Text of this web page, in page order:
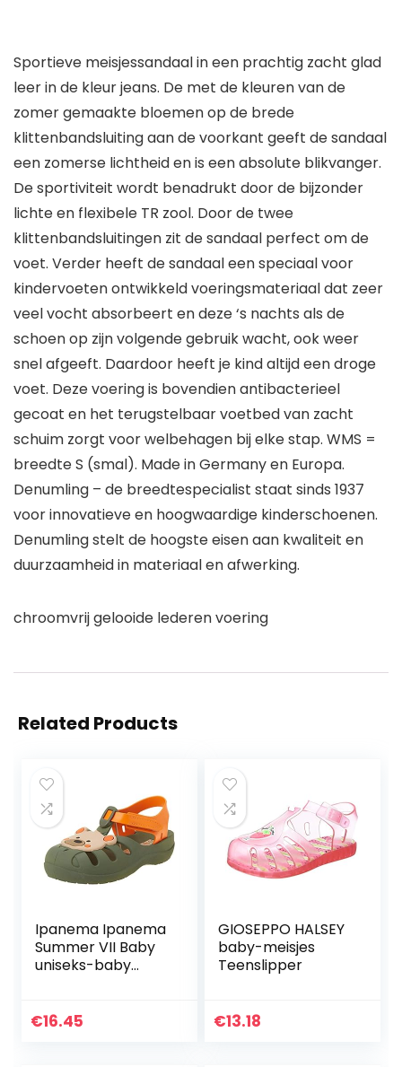
Sportieve meisjessandaal in een prachtig zacht glad
leer in de kleur jeans. De met de kleuren van de
zomer gemaakte bloemen op de brede
klittenbandsluiting aan de voorkant geeft de sandaal
een zomerse lichtheid en is een absolute blikvanger.
De sportiviteit wordt benadrukt door de bijzonder
lichte en flexibele TR zool. Door de twee
klittenbandsluitingen zit de sandaal perfect om de
voet. Verder heeft de sandaal een speciaal voor
kindervoeten ontwikkeld voeringsmateriaal dat zeer
veel vocht absorbeert en deze ‘s nachts als de
schoen op zijn volgende gebruik wacht, ook weer
snel afgeeft. Daardoor heeft je kind altijd een droge
voet. Deze voering is bovendien antibacterieel
gecoat en het terugstelbaar voetbed van zacht
schuim zorgt voor welbehagen bij elke stap. WMS =
breedte S (smal). Made in Germany en Europa.
Denumling – de breedtespecialist staat sinds 1937
voor innovatieve en hoogwaardige kinderschoenen.
Denumling stelt de hoogste eisen aan kwaliteit en
duurzaamheid in materiaal en afwerking.
chroomvrij gelooide lederen voering
Related Products
Ipanema Ipanema
Summer VII Baby
uniseks-baby
€16.45
GIOSEPPO HALSEY
baby-meisjes
Teenslipper
€13.18